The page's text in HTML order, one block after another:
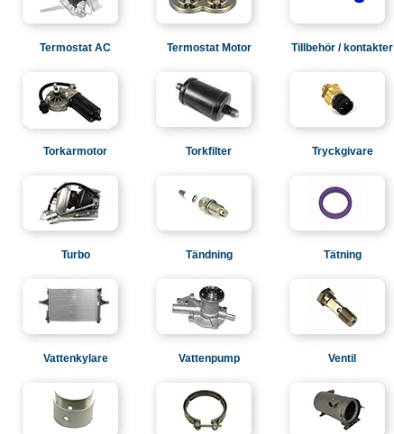
Termostat AC Termostat Motor Tillbehör / kontakter
Torkarmotor Torkfilter Tryckgivare
Turbo Tändning Tätning
Vattenkylare Vattenpump Ventil